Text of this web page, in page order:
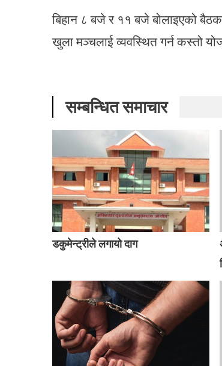
बिहान ८ बजे र ११ बजे बोलाइएको
खुला मञ्चलाई व्यवस्थित गर्न कस्तो
सम्बन्धित समाचार
डकुमेन्ट्रीले लगायो दाग